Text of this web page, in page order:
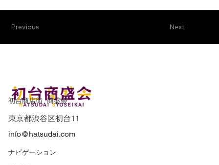
Next
Previous
初台商店街 商盛会
東京都渋谷区初台11
info@hatsudai.com
​ナビゲーション